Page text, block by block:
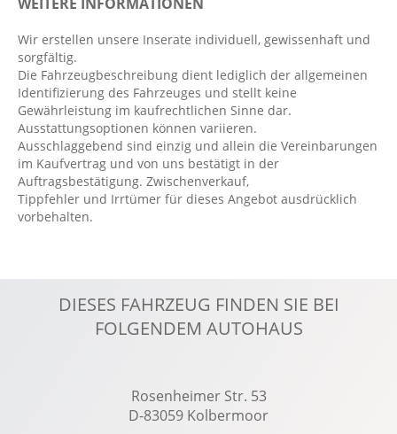
Fahrer- /Beifahrerairbag
Fahrersitz höhenverstellbar
Fahrlichtautomatik
Fensterheber elektrisch 4-fach
FordPass Connect
Geschwindigkeitsbegrenzer
Getränkehalter vorn
Handyvorbereitung Bluetooth
ISOFIX Kindersitzbefestigung
Kopfairbag vorn und hinten
LED-Scheinwerfer
LED-Tagfahrlicht
Lenksäule verstellbar
Wir erstellen unsere Inserate individuell, gewissenhaft und
sorgfältig.
Die Fahrzeugbeschreibung dient lediglich der allgemeinen
Identifizierung des Fahrzeuges und stellt keine
Gewährleistung im kaufrechtlichen Sinne dar.
Ausstattungsoptionen können variieren.
Ausschlaggebend sind einzig und allein die Vereinbarungen
im Kaufvertrag und von uns bestätigt in der
Auftragsbestätigung. Zwischenverkauf,
Tippfehler und Irrtümer für dieses Angebot ausdrücklich
vorbehalten.
DIESES FAHRZEUG FINDEN SIE BEI
FOLGENDEM AUTOHAUS
Rosenheimer Str. 53
D-83059 Kolbermoor